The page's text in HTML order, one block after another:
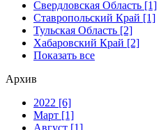
Свердловская Область [1]
Ставропольский Край [1]
Тульская Область [2]
Хабаровский Край [2]
Показать все
Архив
2022 [6]
Март [1]
Август [1]